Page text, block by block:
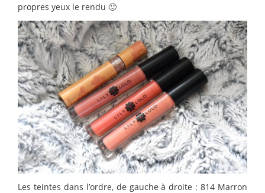
propres yeux le rendu 🙂
Les teintes dans l’ordre, de gauche à droite : 814 Marron